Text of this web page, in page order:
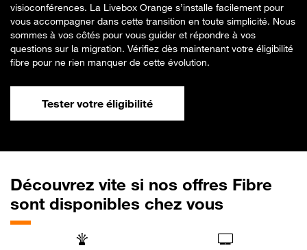
visioconférences. La Livebox Orange s’installe facilement pour
vous accompagner dans cette transition en toute simplicité. Nous
sommes à vos côtés pour vous guider et répondre à vos
questions sur la migration. Vérifiez dès maintenant votre éligibilité
fibre pour ne rien manquer de cette évolution.
Tester votre éligibilité
Découvrez vite si nos offres Fibre
sont disponibles chez vous